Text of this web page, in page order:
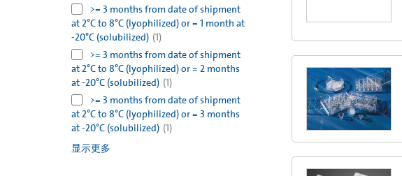
>= 3 months from date of shipment
at 2°C to 8°C (lyophilized) or = 1 month at
-20°C (solubilized) (1)
>= 3 months from date of shipment
at 2°C to 8°C (lyophilized) or = 2 months
at -20°C (solubilized) (1)
>= 3 months from date of shipment
at 2°C to 8°C (lyophilized) or = 3 months
at -20°C (solubilized) (1)
显示更多